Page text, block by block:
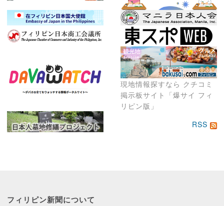
現地情報探すなら クチコミ
掲示板サイト「爆サイ フィ
リピン版」
RSS
フィリピン新聞について